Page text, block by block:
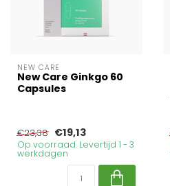
NEW CARE
New Care Ginkgo 60
Capsules
€23,38 €19,13
Op voorraad. Levertijd 1 - 3
werkdagen